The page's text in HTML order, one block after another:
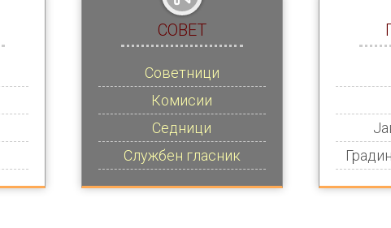
СОВЕТ
Советници
Комисии
Седници
Службен гласник